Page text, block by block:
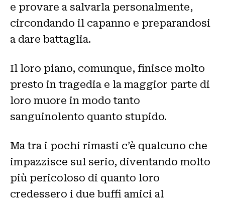
e provare a salvarla personalmente,
circondando il capanno e preparandosi
a dare battaglia.
Il loro piano, comunque, finisce molto
presto in tragedia e la maggior parte di
loro muore in modo tanto
sanguinolento quanto stupido.
Ma tra i pochi rimasti c’è qualcuno che
impazzisce sul serio, diventando molto
più pericoloso di quanto loro
credessero i due buffi amici al